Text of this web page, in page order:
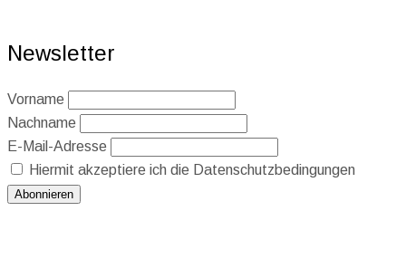
Newsletter
Vorname
Nachname
E-Mail-Adresse
Hiermit akzeptiere ich die Datenschutzbedingungen